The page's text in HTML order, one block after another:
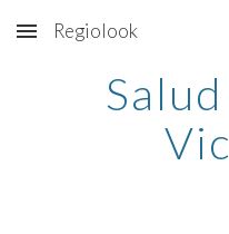
Skip to main content
Regiolook